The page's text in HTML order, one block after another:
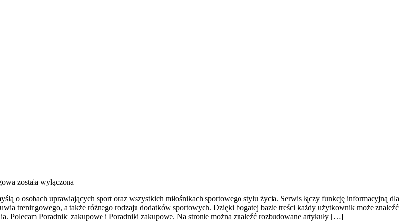
została wyłączona
o osobach uprawiających sport oraz wszystkich miłośnikach sportowego stylu życia. Serwis łączy funkcję informacyjną dla
treningowego, a także różnego rodzaju dodatków sportowych. Dzięki bogatej bazie treści każdy użytkownik może znaleźć
Polecam Poradniki zakupowe i Poradniki zakupowe. Na stronie można znaleźć rozbudowane artykuły […]